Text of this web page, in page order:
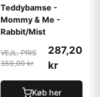
Teddybamse -
Mommy & Me -
Rabbit/Mist
VEJL. PRIS
359,00 kr
287,20
kr
Køb her